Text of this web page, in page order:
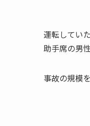
運転してい
助手席の男
事故の規模